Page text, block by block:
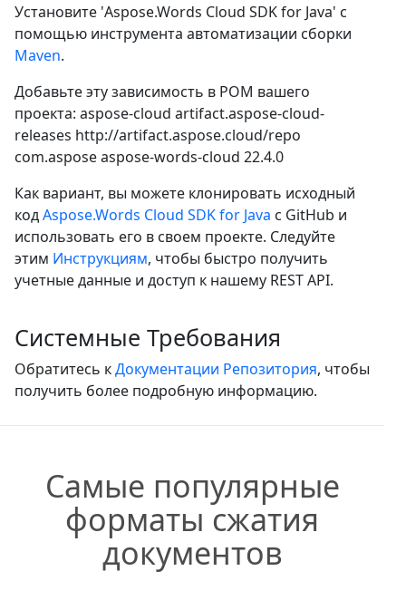
Установите 'Aspose.Words Cloud SDK for Java' с
помощью инструмента автоматизации сборки
Maven.
Добавьте эту зависимость в POM вашего
проекта: aspose-cloud artifact.aspose-cloud-
releases http://artifact.aspose.cloud/repo
com.asposeaspose-words-cloud 22.4.0
Как вариант, вы можете клонировать исходный
кодAspose.Words Cloud SDK for Java с GitHub и
использовать его в своем проекте. Следуйте
этим Инструкциям, чтобы быстро получить
учетные данные и доступ к нашему REST API.
Системные Требования
Обратитесь кДокументации Репозитория, чтобы
получить более подробную информацию.
Самые популярные
форматы сжатия
документов